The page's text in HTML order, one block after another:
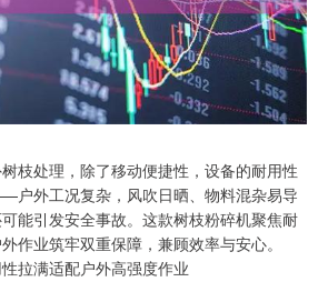
枝处理，除了移动便捷性，设备的耐用性
户外工况复杂，风吹日晒、物料混杂易导
能引发安全事故。这款树枝粉碎机聚焦耐
作业筑牢双重保障，兼顾效率与安心。
拉满适配户外高强度作业